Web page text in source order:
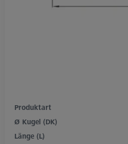
Produktart
Ø Kugel (DK)
Länge (L)